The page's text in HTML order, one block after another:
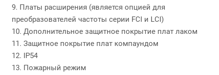
9. Платы расширения (является опцией для
преобразователей частоты серии FCI и LCI)
10. Дополнительное защитное покрытие плат лаком
11. Защитное покрытие плат компаундом
12. IP54
13. Пожарный режим